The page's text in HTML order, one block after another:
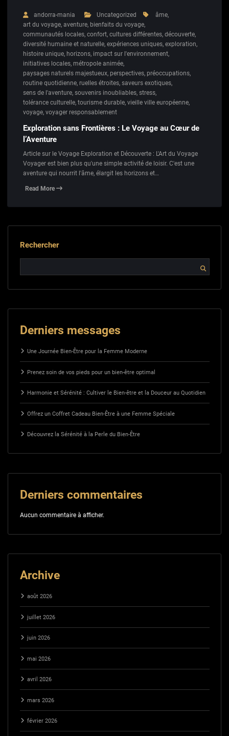
andorra-mania Uncategorized âme,
art du voyage, aventure, bienfaits du voyage,
communautés locales, confort, cultures différentes, découverte,
diversité humaine et naturelle, expériences uniques, exploration,
histoire unique, horizons, impact sur l'environnement,
initiatives locales, métropole animée,
paysages naturels majestueux, perspectives, préoccupations,
routine quotidienne, ruelles étroites, saveurs exotiques,
sens de l'aventure, souvenirs inoubliables, stress,
tolérance culturelle, tourisme durable, vieille ville européenne,
voyage, voyager responsablement
Exploration sans Frontières : Le Voyage au Cœur de
l’Aventure
Article sur le Voyage Exploration et Découverte : L'Art du Voyage
Voyager est bien plus qu'une simple activité de loisir. C'est une
aventure qui nourrit l'âme, élargit les horizons et…
Read More
Rechercher
Derniers messages
Une Journée Bien-Être pour la Femme Moderne
Prenez soin de vos pieds pour un bien-être optimal
Harmonie et Sérénité : Cultiver le Bien-être et la Douceur au Quotidien
Offrez un Coffret Cadeau Bien-Être à une Femme Spéciale
Découvrez la Sérénité à la Perle du Bien-Être
Derniers commentaires
Aucun commentaire à afficher.
Archive
août 2026
juillet 2026
juin 2026
mai 2026
avril 2026
mars 2026
février 2026